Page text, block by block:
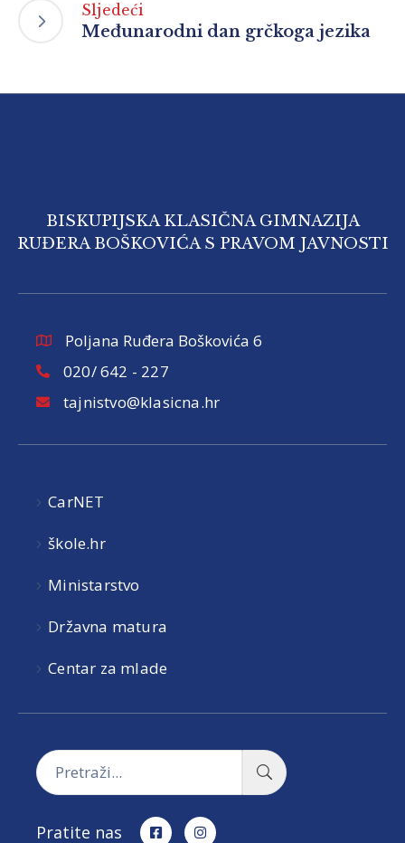
Sljedeći
Međunarodni dan grčkoga jezika
BISKUPIJSKA KLASIČNA GIMNAZIJA
RUĐERA BOŠKOVIĆA S PRAVOM JAVNOSTI
Poljana Ruđera Boškovića 6
020/ 642 - 227
tajnistvo@klasicna.hr
CarNET
škole.hr
Ministarstvo
Državna matura
Centar za mlade
Pratite nas